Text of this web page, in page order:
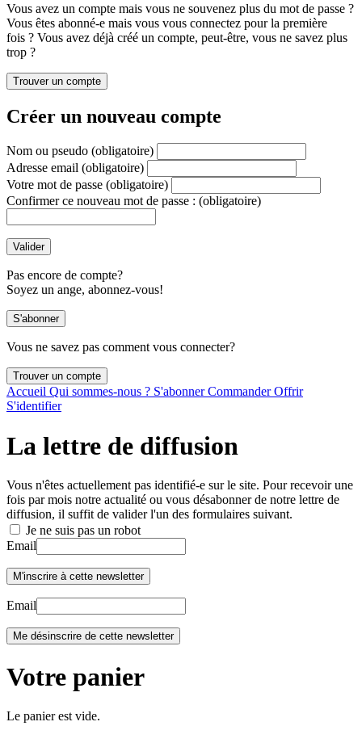
Vous avez un compte mais vous ne souvenez plus du mot de passe ?
Vous êtes abonné-e mais vous vous connectez pour la première
fois ? Vous avez déjà créé un compte, peut-être, vous ne savez plus
trop ?
Créer un nouveau compte
Nom ou pseudo (obligatoire)
Adresse email (obligatoire)
Votre mot de passe (obligatoire)
Confirmer ce nouveau mot de passe : (obligatoire)
Pas encore de compte?
Soyez un ange, abonnez-vous!
Vous ne savez pas comment vous connecter?
Accueil Qui sommes-nous ? S'abonnerCommanderOffrir
S'identifier
La lettre de diffusion
Vous n'êtes actuellement pas identifié-e sur le site. Pour recevoir une
fois par mois notre actualité ou vous désabonner de notre lettre de
diffusion, il suffit de valider l'un des formulaires suivant.
Je ne suis pas un robot
Email
Email
Votre panier
Le panier est vide.